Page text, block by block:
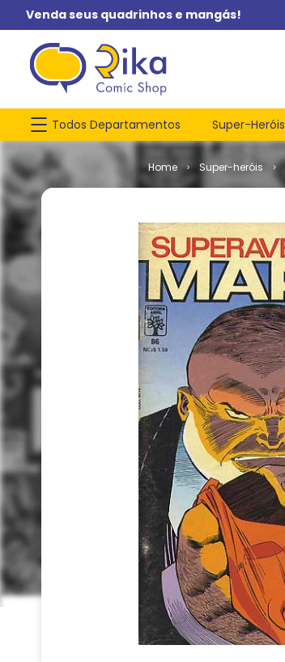
Venda seus quadrinhos e mangás!
Todos Departamentos Super-Heróis
Super-heróis